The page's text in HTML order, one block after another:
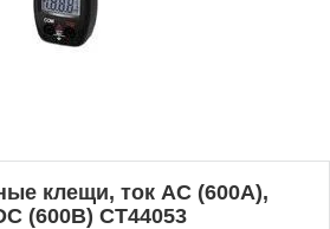
клещи, ток АС (600А),
(600В) СТ44053